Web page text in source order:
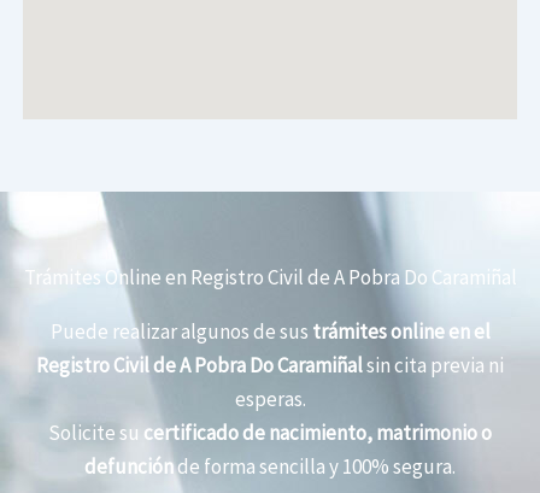
Trámites Online en Registro Civil de A Pobra Do Caramiñal
Puede realizar algunos de sus trámites online en el
Registro Civil de A Pobra Do Caramiñalsin cita previa ni
esperas.
Solicite su certificado de nacimiento, matrimonio o
defunciónde forma sencilla y 100% segura.